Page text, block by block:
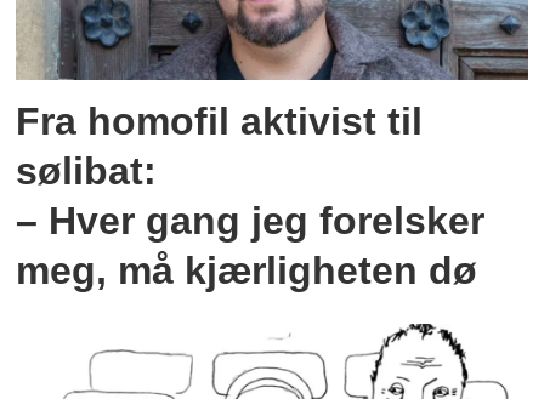
Fra homofil aktivist til
sølibat:
– Hver gang jeg forelsker
meg, må kjærligheten dø